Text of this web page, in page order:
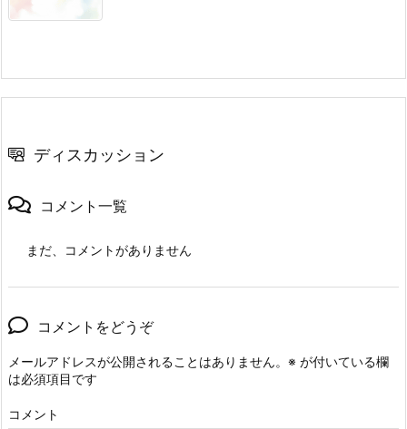
ディスカッション
コメント一覧
まだ、コメントがありません
コメントをどうぞ
メールアドレスが公開されることはありません。 ※ が付いている欄
は必須項目です
コメント